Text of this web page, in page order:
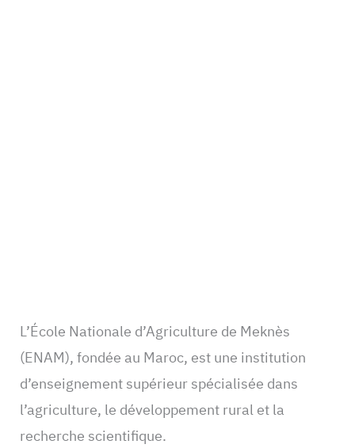
L’École Nationale d’Agriculture de Meknès
(ENAM), fondée au Maroc, est une institution
d’enseignement supérieur spécialisée dans
l’agriculture, le développement rural et la
recherche scientifique.